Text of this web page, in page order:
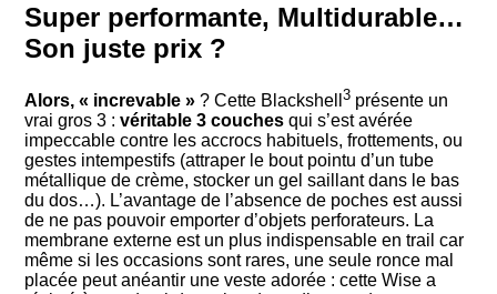
Super performante, Multidurable…
Son juste prix ?
Alors, « increvable » ? Cette Blackshell3 présente un
vrai gros 3 :véritable 3 couches qui s’est avérée
impeccable contre les accrocs habituels, frottements, ou
gestes intempestifs (attraper le bout pointu d’un tube
métallique de crème, stocker un gel saillant dans le bas
du dos…). L’avantage de l’absence de poches est aussi
de ne pas pouvoir emporter d’objets perforateurs. La
membrane externe est un plus indispensable en trail car
même si les occasions sont rares, une seule ronce mal
placée peut anéantir une veste adorée : cette Wise a